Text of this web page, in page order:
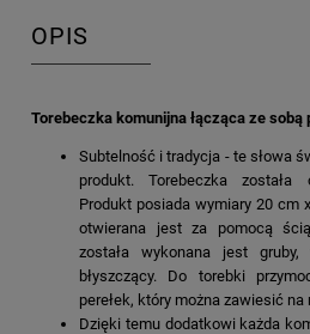
OPIS
Torebeczka komunijna łącząca ze
Subtelność i tradycja - te słowa
produkt. Torebeczka została
Produkt posiada wymiary 20 cm
otwierana jest za pomocą
została wykonana jest gruby,
błyszczący. Do torebki
perełek, który można zawiesić na
Dzięki temu dodatkowi każda